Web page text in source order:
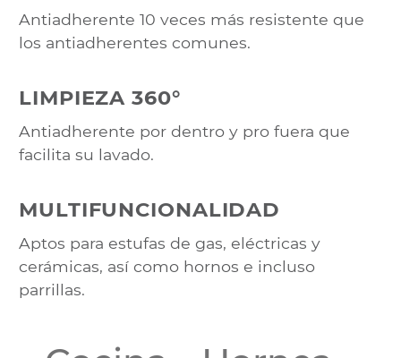
Antiadherente 10 veces más resistente que
los antiadherentes comunes.
LIMPIEZA 360°
Antiadherente por dentro y pro fuera que
facilita su lavado.
MULTIFUNCIONALIDAD
Aptos para estufas de gas, eléctricas y
cerámicas, así como hornos e incluso
parrillas.